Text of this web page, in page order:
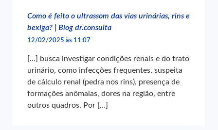
Como é feito o ultrassom das vias urinárias, rins e
bexiga? | Blog dr.consulta
12/02/2025 às 11:07
[…] busca investigar condições renais e do trato
urinário, como infecções frequentes, suspeita
de cálculo renal (pedra nos rins), presença de
formações anômalas, dores na região, entre
outros quadros. Por […]